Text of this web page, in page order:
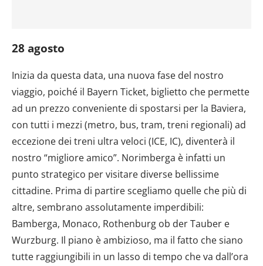
28 agosto
Inizia da questa data, una nuova fase del nostro
viaggio, poiché il Bayern Ticket, biglietto che permette
ad un prezzo conveniente di spostarsi per la Baviera,
con tutti i mezzi (metro, bus, tram, treni regionali) ad
eccezione dei treni ultra veloci (ICE, IC), diventerà il
nostro “migliore amico”. Norimberga è infatti un
punto strategico per visitare diverse bellissime
cittadine. Prima di partire scegliamo quelle che più di
altre, sembrano assolutamente imperdibili:
Bamberga, Monaco, Rothenburg ob der Tauber e
Wurzburg. Il piano è ambizioso, ma il fatto che siano
tutte raggiungibili in un lasso di tempo che va dall’ora